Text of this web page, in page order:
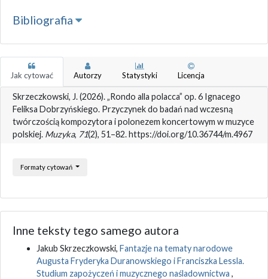
Bibliografia
Jak cytować Autorzy Statystyki Licencja
Skrzeczkowski, J. (2026). „Rondo alla polacca” op. 6 Ignacego
Feliksa Dobrzyńskiego. Przyczynek do badań nad wczesną
twórczością kompozytora i polonezem koncertowym w muzyce
polskiej. Muzyka, 71(2), 51–82. https://doi.org/10.36744/m.4967
Formaty cytowań
Inne teksty tego samego autora
Jakub Skrzeczkowski, Fantazje na tematy narodowe
Augusta Fryderyka Duranowskiego i Franciszka Lessla.
Studium zapożyczeń i muzycznego naśladownictwa ,